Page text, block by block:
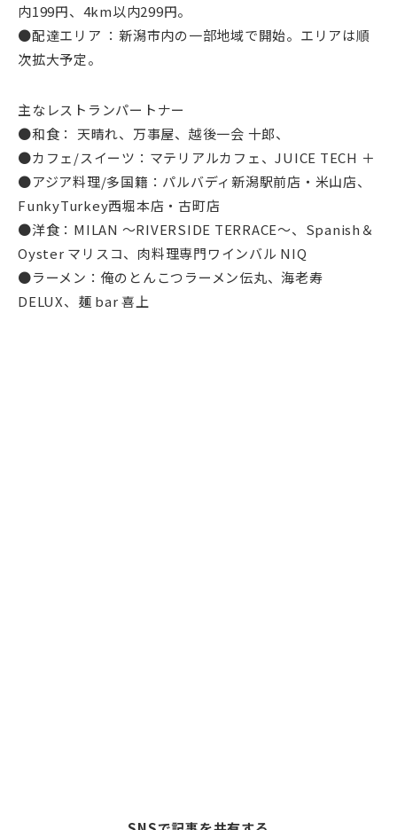
内199円、4km以内299円。
●配達エリア ：新潟市内の一部地域で開始。エリアは順
次拡大予定。
主なレストランパートナー
●和食： 天晴れ、万事屋、越後一会 十郎、
●カフェ/スイーツ：マテリアルカフェ、JUICE TECH ＋
●アジア料理/多国籍：パルバディ新潟駅前店・米山店、
FunkyTurkey西堀本店・古町店
●洋食：MILAN ～RIVERSIDE TERRACE～、Spanish＆
Oyster マリスコ、肉料理専門ワインバル NIQ
●ラーメン：俺のとんこつラーメン伝丸、海老寿
DELUX、麺 bar 喜上